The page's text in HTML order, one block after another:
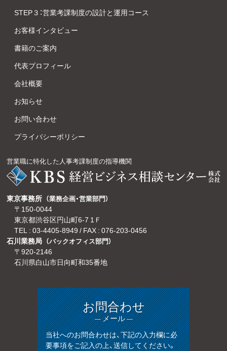
STEP３：営業考課制度の設計と運用コース
お客様インタビュー
書籍のご案内
代表プロフィール
会社概要
お知らせ
お問い合わせ
プライバシーポリシー
営業職に特化した人事考課制度の指導機関
東京事務所 （業務企画・営業部門）
〒150-0044
東京都渋谷区円山町6-7 1Ｆ
TEL : 03-4405-8949 / FAX : 076-203-0456
石川業務局 （バックオフィス部門）
〒920-2146
石川県白山市日向町和35番地
お問合わせ
— メール —
当社へのお問合わせは、下記の入力欄に必
要事項をご記入の上、送信してください。